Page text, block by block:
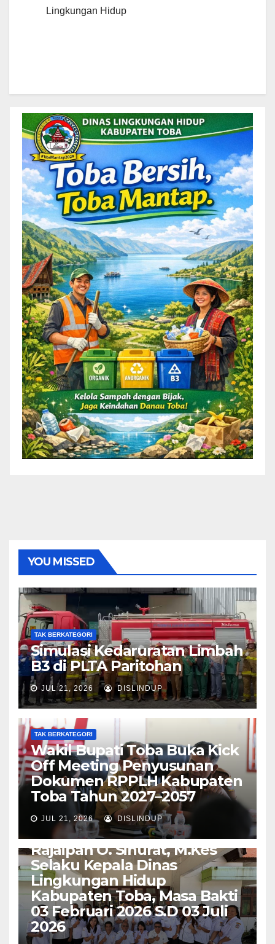
Lingkungan Hidup
YOU MISSED
TAK BERKATEGORI
Simulasi Kedaruratan Limbah
B3 di PLTA Paritohan
JUL 21, 2026 DISLINDUP
TAK BERKATEGORI
Wakil Bupati Toba Buka Kick
Off Meeting Penyusunan
Dokumen RPPLH Kabupaten
Toba Tahun 2027–2057
JUL 21, 2026 DISLINDUP
TAK BERKATEGORI
Perpisahan Bapak dr.
Rajaipan O. Sinurat, M.Kes
Selaku Kepala Dinas
Lingkungan Hidup
Kabupaten Toba, Masa Bakti
03 Februari 2026 S.D 03 Juli
2026